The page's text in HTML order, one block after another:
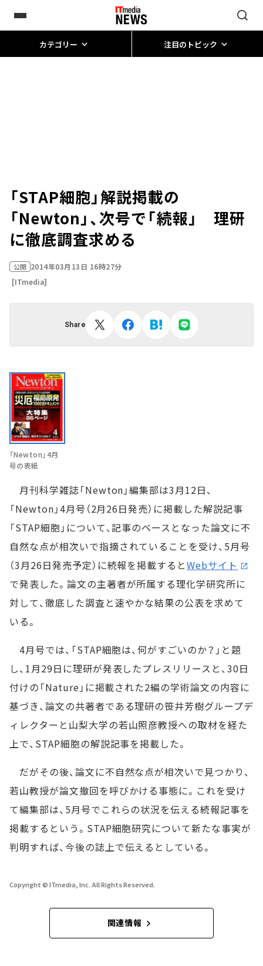
カテゴリー 注目のトピック
「STAP細胞」解説掲載の
「Newton」、次号で「続報」 理研
に徹底調査求める
公開 2014年03月13日 16時27分
[ITmedia]
Share
「Newton」4月
号の表紙
月刊科学雑誌「Newton」編集部は3月12日、
「Newton」4月号（2月26日発売）に掲載した解説記事
「STAP細胞」について、記事のベースとなった論文に不
自然な点が相次いで指摘されていることを受け、5月号
（3月26日発売予定）に続報を掲載するとWebサイト
で発表した。論文の主著者が所属する理化学研究所に
対して、徹底した調査と速やかな結果の公表を求めて
いる。
4月号では、「STAP細胞は、何がすごいのか？」と題
し、1月29日に理研が発表したプレスリリースと、30日
付けの「Nature」に掲載された2編の学術論文の内容に
基づき、論文の共著者である理研の笹井芳樹グループデ
ィレクターと山梨大学の若山照彦教授への取材を経た
上で、STAP細胞の解説記事を掲載した。
だがその後、論文に不自然な点が相次いで見つかり、
若山教授が論文撤回を呼びかける事態に。これを受け
て編集部は、5月号でこれらの状況を伝える続報記事を
掲載するという。STAP細胞研究について新たな事実が
判明すれば、今後の誌上で伝えるとしている。
Copyright © ITmedia, Inc. All Rights Reserved.
関連情報